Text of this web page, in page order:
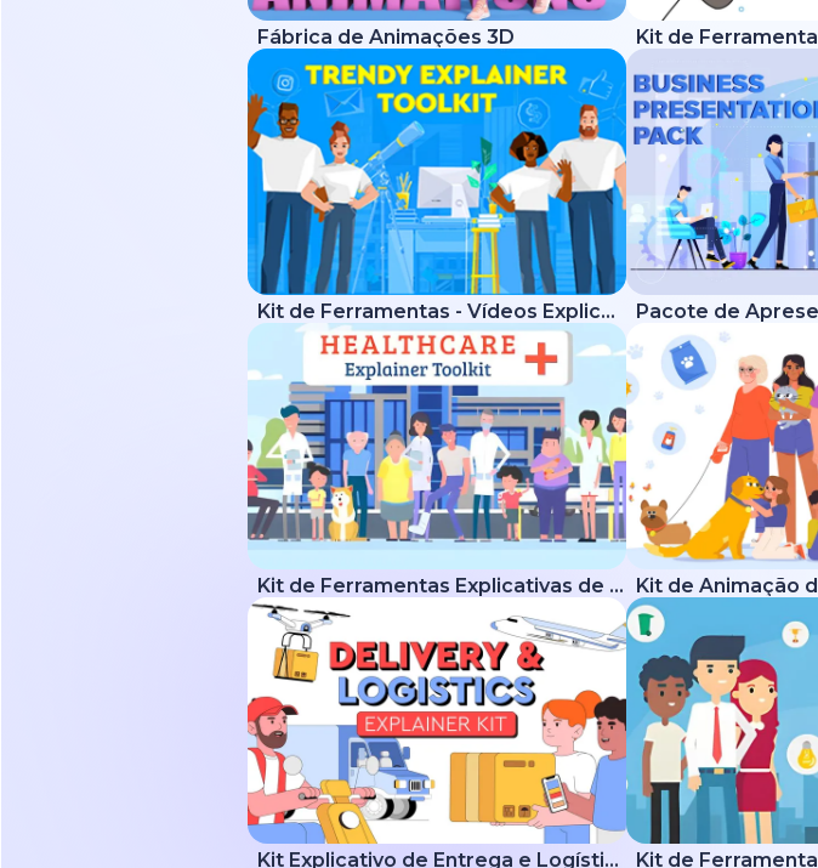
Fábrica de Animações 3D
Kit de Ferramentas - Vídeos Explicativos Modernos
Kit de Ferramentas Explicativas de Saúde Kit de Animação
Kit Explicativo de Entrega e Logística